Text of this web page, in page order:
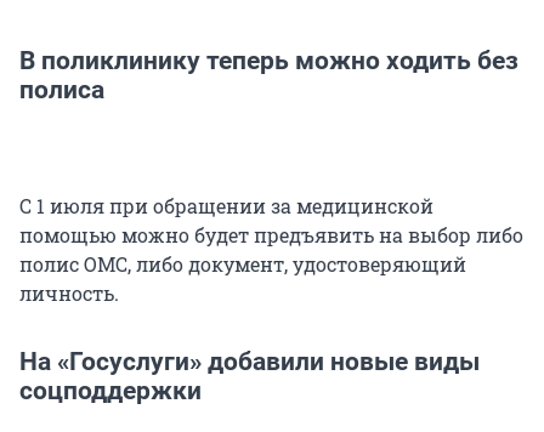
В поликлинику теперь можно ходить без
полиса
С 1 июля при обращении за медицинской
помощью можно будет предъявить на выбор либо
полис ОМС, либо документ, удостоверяющий
личность.
На «Госуслуги» добавили новые виды
соцподдержки